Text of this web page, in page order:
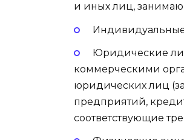
и иных лиц,
Юридические
коммерческими
юридических лиц
предприятий,
соответствующие